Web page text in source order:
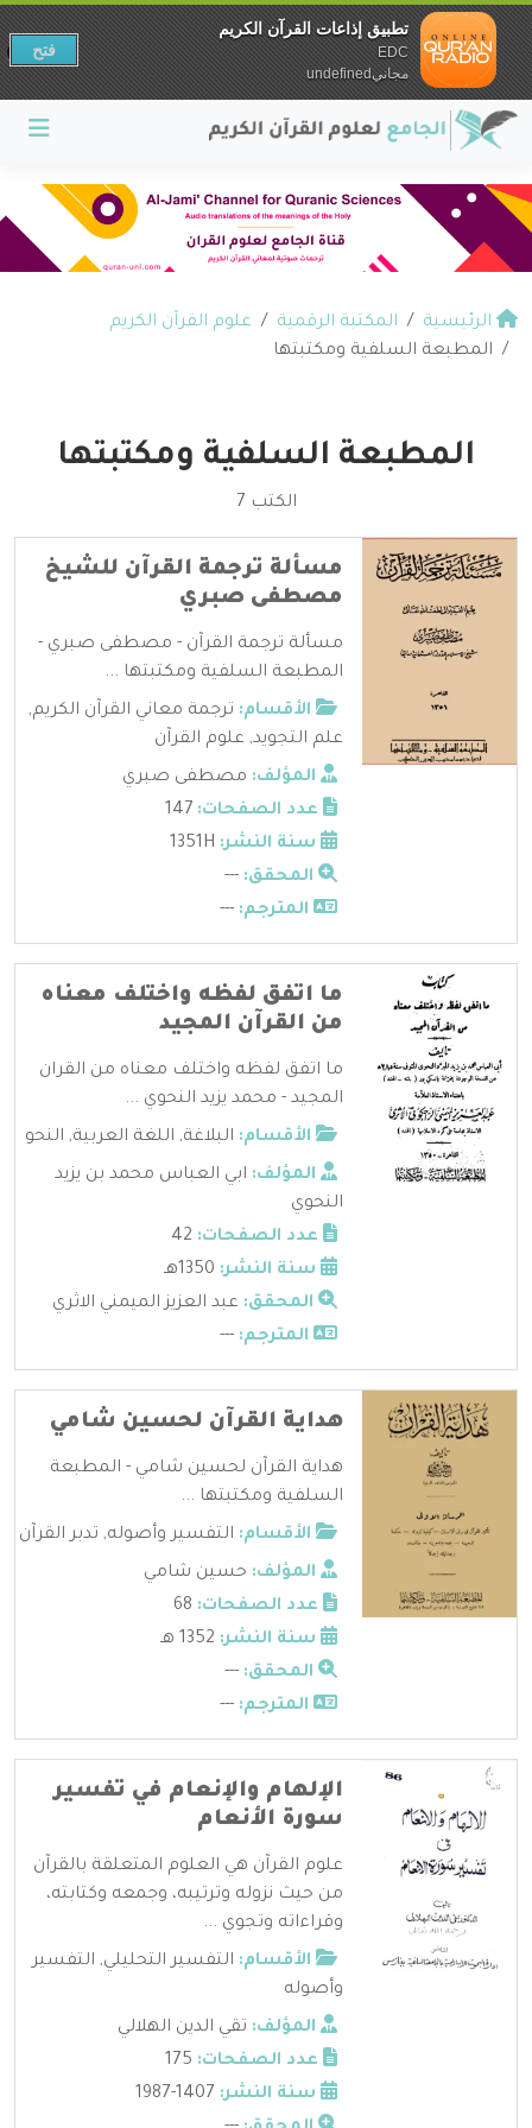
الرئيسية المكتبة الرقمية
علوم القرآن الكريم
المطبعة السلفية ومكتبتها
المطبعة السلفية ومكتبتها
الكتب 7
مسألة ترجمة القرآن للشيخ
مصطفى صبري
مسألة ترجمة القرآن - مصطفى صبري -
المطبعة السلفية ومكتبتها ...
الأقسام: ترجمة معاني القرآن الكريم,
علم التجويد, علوم القرآن
المؤلف: مصطفى صبري
عدد الصفحات:
سنة النشر:
المحقق: ---
المترجم: ---
ما اتفق لفظه واختلف معناه
من القرآن المجيد
ما اتفق لفظه واختلف معناه من القران
المجيد - محمد يزيد النحوي ...
الأقسام: البلاغة, اللغة العربية, النحو
المؤلف: ابي العباس محمد بن يزيد
النحوي
عدد الصفحات:
سنة النشر:
المحقق: عبد العزيز الميمني الاثري
المترجم: ---
هداية القرآن لحسين شامي
هداية القرآن لحسين شامي - المطبعة
السلفية ومكتبتها ...
الأقسام: التفسير وأصوله, تدبر القرآن
المؤلف: حسين شامي
عدد الصفحات:
سنة النشر:
المحقق: ---
المترجم: ---
الإلهام والإنعام في تفسير
سورة الأنعام
علوم القرآن هي العلوم المتعلقة بالقرآن
من حيث نزوله وترتيبه، وجمعه وكتابته،
وقراءاته وتجوي ...
الأقسام: التفسير التحليلي, التفسير
وأصوله
المؤلف: تقي الدين الهلالي
عدد الصفحات:
سنة النشر:
تطبيق إذاعات القرآن الكريم
EDC
مجانيundefined
فتح